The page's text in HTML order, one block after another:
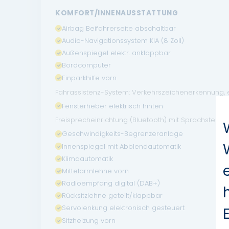
KOMFORT/INNENAUSSTATTUNG
Airbag Beifahrerseite abschaltbar
Audio-Navigationssystem KIA (8 Zoll)
Außenspiegel elektr. anklappbar
Bordcomputer
Einparkhilfe vorn
Fahrassistenz-System:
Fensterheber elektrisch hinten
Freisprecheinrichtung (Bluetooth) mit
Geschwindigkeits-Begrenzeranlage
Innenspiegel mit Abblendautomatik
Klimaautomatik
Mittelarmlehne vorn
Radioempfang digital (DAB+)
Rücksitzlehne geteilt/klappbar
Servolenkung elektronisch gesteuert
Sitzheizung vorn